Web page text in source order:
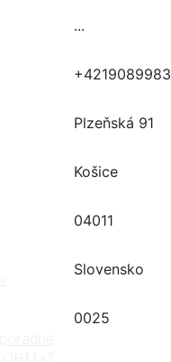
...
Plzeňská 91
Košice
04011
Slovensko
0025